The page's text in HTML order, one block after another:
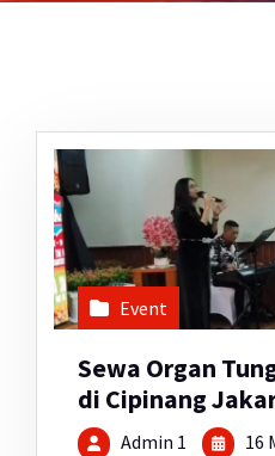
Event
Sewa Organ
di Cipinang
Admin 1 16